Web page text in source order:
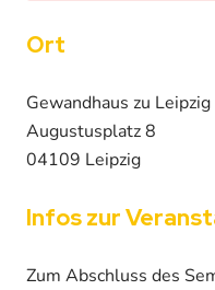
Ort
Gewandhaus zu Leipzig
Augustusplatz 8
04109 Leipzig
Infos zur
Zum Abschluss des